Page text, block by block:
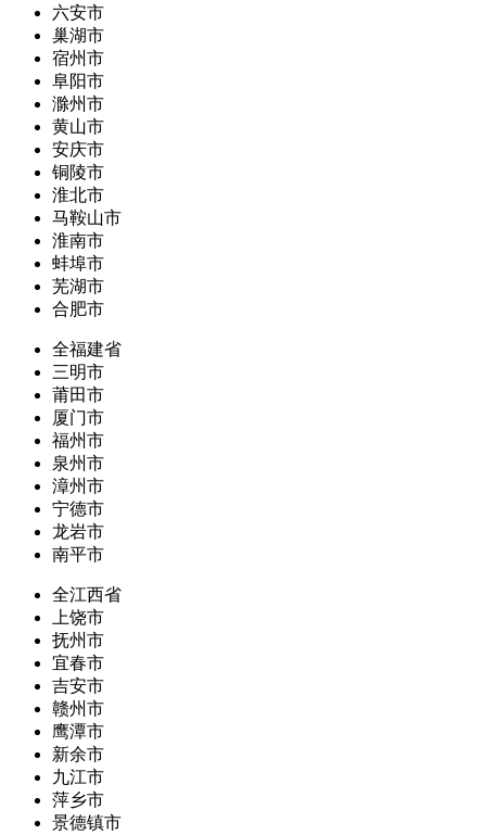
六安市
巢湖市
宿州市
阜阳市
滁州市
黄山市
安庆市
铜陵市
淮北市
马鞍山市
淮南市
蚌埠市
芜湖市
合肥市
全福建省
三明市
莆田市
厦门市
福州市
泉州市
漳州市
宁德市
龙岩市
南平市
全江西省
上饶市
抚州市
宜春市
吉安市
赣州市
鹰潭市
新余市
九江市
萍乡市
景德镇市